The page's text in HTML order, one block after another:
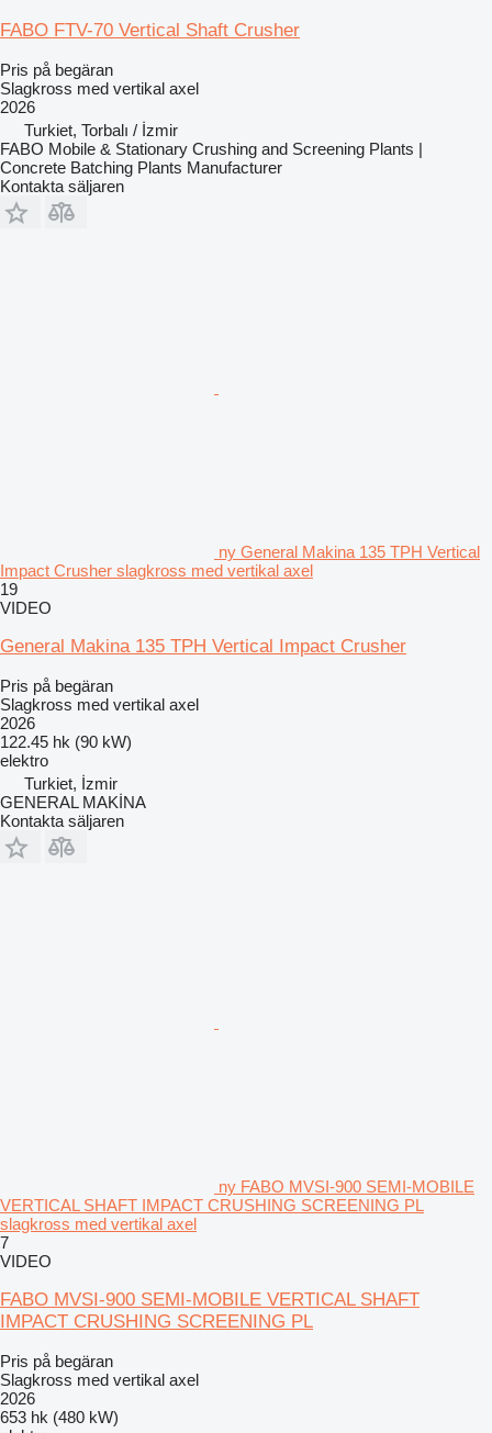
FABO FTV-70 Vertical Shaft Crusher
Pris på begäran
Slagkross med vertikal axel
2026
Turkiet, Torbalı / İzmir
FABO Mobile & Stationary Crushing and Screening Plants |
Concrete Batching Plants Manufacturer
Kontakta säljaren
ny General Makina 135 TPH Vertical
Impact Crusher slagkross med vertikal axel
19
VIDEO
General Makina 135 TPH Vertical Impact Crusher
Pris på begäran
Slagkross med vertikal axel
2026
122.45 hk (90 kW)
elektro
Turkiet, İzmir
GENERAL MAKİNA
Kontakta säljaren
ny FABO MVSI-900 SEMI-MOBILE
VERTICAL SHAFT IMPACT CRUSHING SCREENING PL
slagkross med vertikal axel
7
VIDEO
FABO MVSI-900 SEMI-MOBILE VERTICAL SHAFT
IMPACT CRUSHING SCREENING PL
Pris på begäran
Slagkross med vertikal axel
2026
653 hk (480 kW)